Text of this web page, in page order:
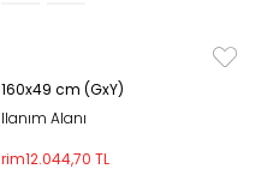
cm (GxY)
Alanı
12.044,70 TL